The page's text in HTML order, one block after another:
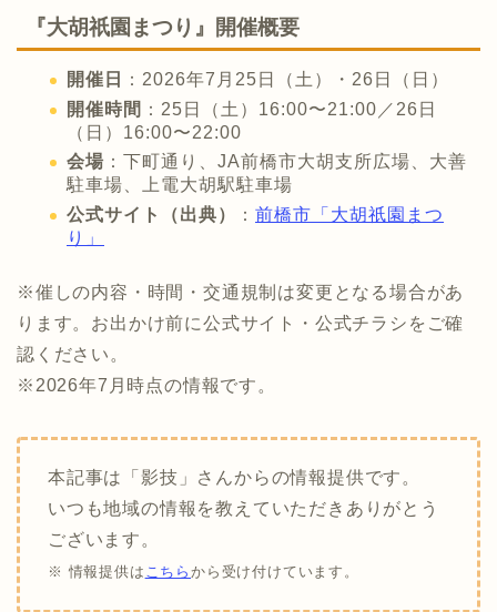
『大胡祇園まつり』開催概要
開催日
：2026年7月25日（土）・26日（日）
開催時間 ：25日（土）16:00〜21:00／26日
（日）16:00〜22:00
会場 ：下町通り、JA前橋市大胡支所広場、大善
駐車場、上電大胡駅駐車場
公式サイト（出典）
： 前橋市「大胡祇園まつ
り」
※催しの内容・時間・交通規制は変更となる場合があ
ります。お出かけ前に公式サイト・公式チラシをご確
認ください。
※2026年7月時点の情報です。
本記事は「影技」さんからの情報提供です。
いつも地域の情報を教えていただきありがとう
ございます。
※ 情報提供は こちらから受け付けています。